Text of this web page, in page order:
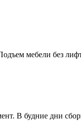
мебели без
В будние дни